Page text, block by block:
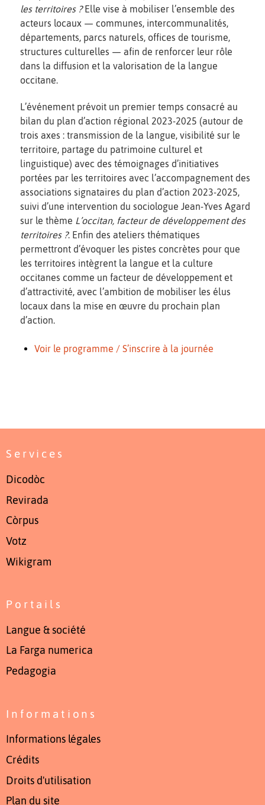
les territoires ?Elle vise à mobiliser l’ensemble des
acteurs locaux — communes, intercommunalités,
départements, parcs naturels, offices de tourisme,
structures culturelles — afin de renforcer leur rôle
dans la diffusion et la valorisation de la langue
occitane.
L’événement prévoit un premier temps consacré au
bilan du plan d’action régional 2023-2025 (autour de
trois axes : transmission de la langue, visibilité sur le
territoire, partage du patrimoine culturel et
linguistique) avec des témoignages d’initiatives
portées par les territoires avec l’accompagnement des
associations signataires du plan d’action 2023-2025,
suivi d’une intervention du sociologue Jean-Yves Agard
sur le thème L’occitan, facteur de développement des
territoires ?. Enfin des ateliers thématiques
permettront d’évoquer les pistes concrètes pour que
les territoires intègrent la langue et la culture
occitanes comme un facteur de développement et
d’attractivité, avec l’ambition de mobiliser les élus
locaux dans la mise en œuvre du prochain plan
d’action.
Voir le programme / S’inscrire à la journée
Services
Dicodòc
Revirada
Còrpus
Votz
Wikigram
Portails
Langue & société
La Farga numerica
Pedagogia
Informations
Informations légales
Crédits
Droits d'utilisation
Plan du site